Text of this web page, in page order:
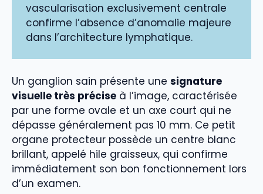
vascularisation exclusivement centrale
confirme l’absence d’anomalie majeure
dans l’architecture lymphatique.
Un ganglion sain présente une signature
visuelle très précise à l’image, caractérisée
par une forme ovale et un axe court qui ne
dépasse généralement pas 10 mm. Ce petit
organe protecteur possède un centre blanc
brillant, appelé hile graisseux, qui confirme
immédiatement son bon fonctionnement lors
d’un examen.